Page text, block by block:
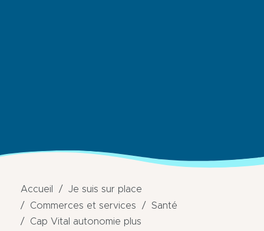
Accueil
Je suis sur place
Commerces et services
Santé
Cap Vital autonomie plus